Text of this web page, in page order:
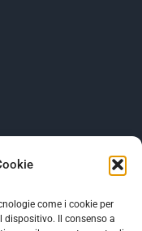
come i cookie per
dispositivo. Il consenso a